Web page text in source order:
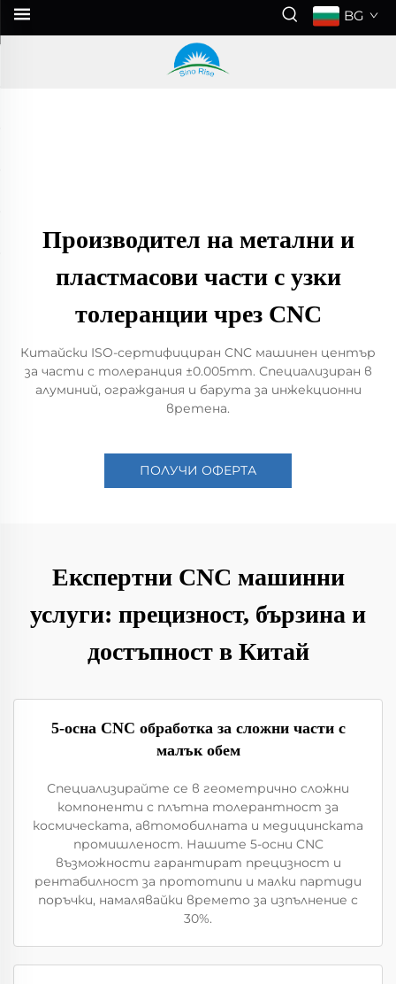
BG
Производител на метални и
пластмасови части с узки
толеранции чрез CNC
Китайски ISO-сертифициран CNC машинен център
за части с толеранция ±0.005mm. Специализиран в
алуминий, ограждания и барута за инжекционни
вретена.
ПОЛУЧИ ОФЕРТА
Експертни CNC машинни
услуги: прецизност, бързина и
достъпност в Китай
5-осна CNC обработка за сложни части с
малък обем
Специализирайте се в геометрично сложни
компоненти с плътна толерантност за
космическата, автомобилната и медицинската
промишленост. Нашите 5-осни CNC
възможности гарантират прецизност и
рентабилност за прототипи и малки партиди
поръчки, намалявайки времето за изпълнение с
30%.